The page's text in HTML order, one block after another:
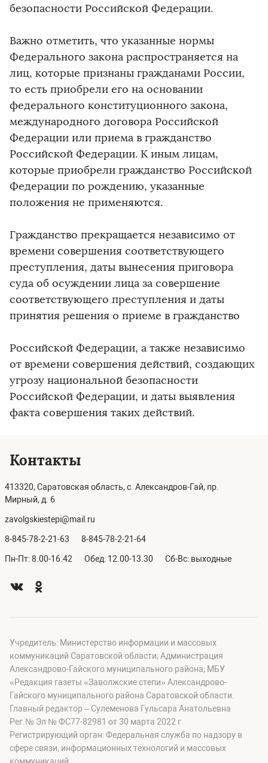
безопасности Российской Федерации.
Важно отметить, что указанные нормы
Федерального закона распространяется на
лиц, которые признаны гражданами России,
то есть приобрели его на основании
федерального конституционного закона,
международного договора Российской
Федерации или приема в гражданство
Российской Федерации. К иным лицам,
которые приобрели гражданство Российской
Федерации по рождению, указанные
положения не применяются.
Гражданство прекращается независимо от
времени совершения соответствующего
преступления, даты вынесения приговора
суда об осуждении лица за совершение
соответствующего преступления и даты
принятия решения о приеме в гражданство
Российской Федерации, а также независимо
от времени совершения действий, создающих
угрозу национальной безопасности
Российской Федерации, и даты выявления
факта совершения таких действий.
Контакты
413320, Саратовская область, с. Александров-Гай, пр.
Мирный, д. 6
zavolgskiestepi@mail.ru
8-845-78-2-21-63 8-845-78-2-21-64
Пн-Пт: 8.00-16.42 Обед: 12.00-13.30 Сб-Вс: выходные
Учредитель: Министерство информации и массовых
коммуникаций Саратовской области; Администрация
Александрово-Гайского муниципального района; МБУ
«Редакция газеты «Заволжские степи» Александрово-
Гайского муниципального района Саратовской области.
Главный редактор – Сулеменова Гульсара Анатольевна
Рег.№ Эл № ФС77-82981 от 30 марта 2022 г.
Регистрирующий орган: Федеральная служба по надзору в
сфере связи, информационных технологий и массовых